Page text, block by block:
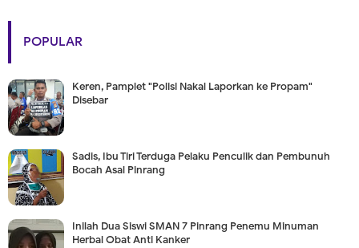
POPULAR
Keren, Pamplet "Polisi Nakal Laporkan ke Propam"
Disebar
Sadis, Ibu Tiri Terduga Pelaku Penculik dan Pembunuh
Bocah Asal Pinrang
Inilah Dua Siswi SMAN 7 Pinrang Penemu Minuman
Herbal Obat Anti Kanker